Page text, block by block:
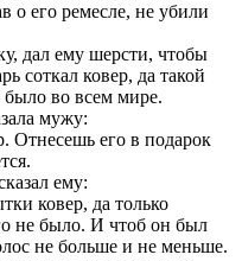
о его ремесле, не убили
дал ему шерсти, чтобы
соткал ковер, да такой
во всем мире.
мужу:
Отнесешь его в подарок
ему:
ковер, да только
не было. И чтоб он был
не больше и не меньше.